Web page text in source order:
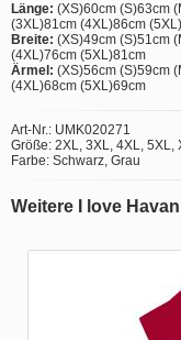
Länge: (XS)60cm (S)63cm
(3XL)81cm (4XL)86cm
Breite: (XS)49cm (S)51cm
(4XL)76cm (5XL)81cm
Ärmel: (XS)56cm (S)59cm
(4XL)68cm (5XL)69cm
Art-Nr.: UMK020271
Größe: 2XL, 3XL, 4XL, 5XL,
Farbe: Schwarz, Grau
Weitere I love